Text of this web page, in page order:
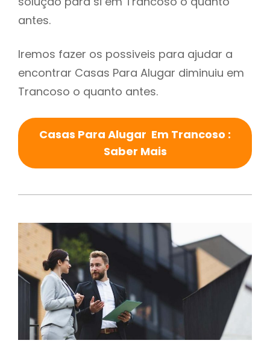
antes.
Iremos fazer os possiveis para ajudar a
encontrar Casas Para Alugar diminuiu em
Trancoso o quanto antes.
Casas Para Alugar Em Trancoso :
Saber Mais